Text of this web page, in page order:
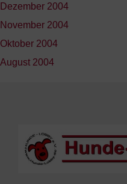
Dezember 2004
November 2004
Oktober 2004
August 2004